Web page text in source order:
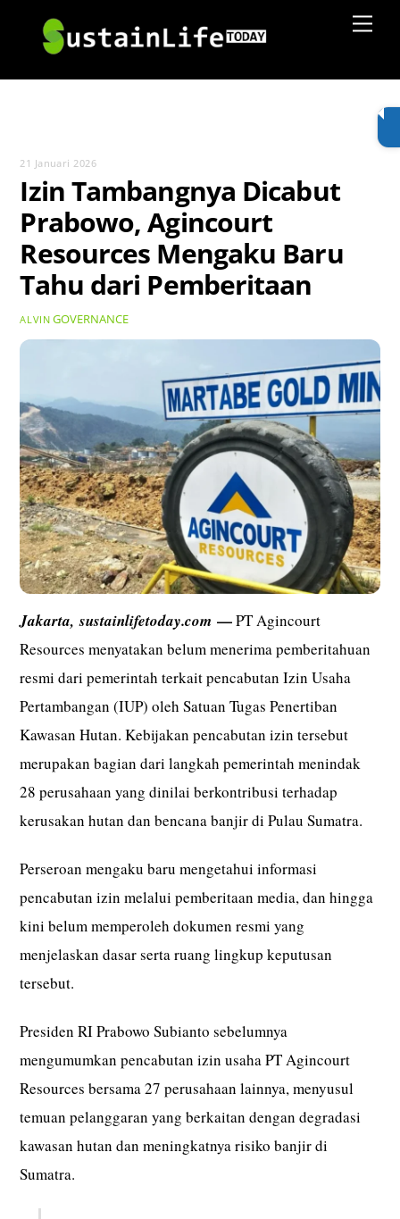
content
21 Januari 2026
Izin Tambangnya Dicabut
Prabowo, Agincourt
Resources Mengaku Baru
Tahu dari Pemberitaan
ALVIN GOVERNANCE
Jakarta,sustainlifetoday.com—PT Agincourt
Resources menyatakan belum menerima pemberitahuan
resmi dari pemerintah terkait pencabutan Izin Usaha
Pertambangan (IUP) oleh Satuan Tugas Penertiban
Kawasan Hutan. Kebijakan pencabutan izin tersebut
merupakan bagian dari langkah pemerintah menindak
28 perusahaan yang dinilai berkontribusi terhadap
kerusakan hutan dan bencana banjir di Pulau Sumatra.
Perseroan mengaku baru mengetahui informasi
pencabutan izin melalui pemberitaan media, dan hingga
kini belum memperoleh dokumen resmi yang
menjelaskan dasar serta ruang lingkup keputusan
tersebut.
Presiden RI Prabowo Subianto sebelumnya
mengumumkan pencabutan izin usaha PT Agincourt
Resources bersama 27 perusahaan lainnya, menyusul
temuan pelanggaran yang berkaitan dengan degradasi
kawasan hutan dan meningkatnya risiko banjir di
Sumatra.